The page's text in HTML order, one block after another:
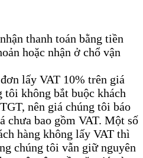
thanh toán bằng tiền
hoặc nhận ở chổ vận
lấy VAT 10% trên giá
tôi không bắt buộc khách
nên giá chúng tôi báo
chưa bao gồm VAT. Một số
hàng không lấy VAT thì
chúng tôi vẫn giữ nguyên